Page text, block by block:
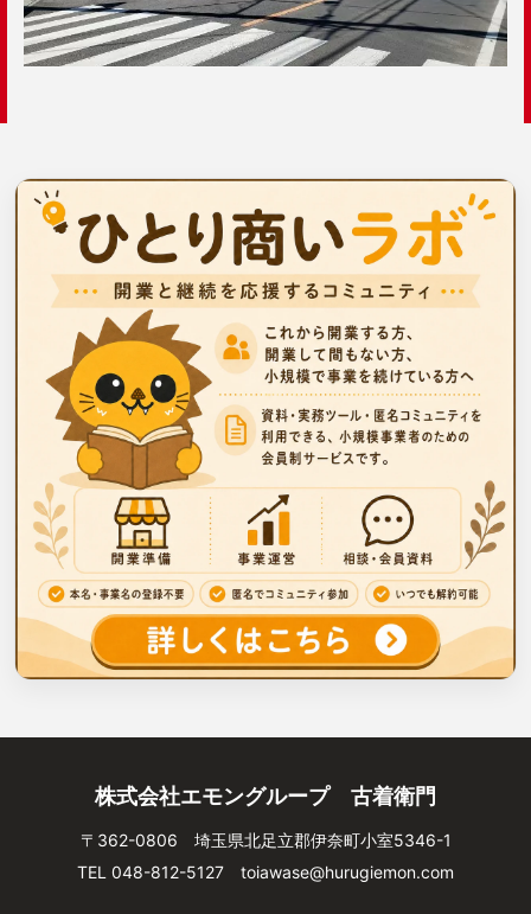
株式会社エモングループ 古着衛門
〒362-0806 埼玉県北足立郡伊奈町小室5346-1
TEL 048-812-5127
toiawase@hurugiemon.com